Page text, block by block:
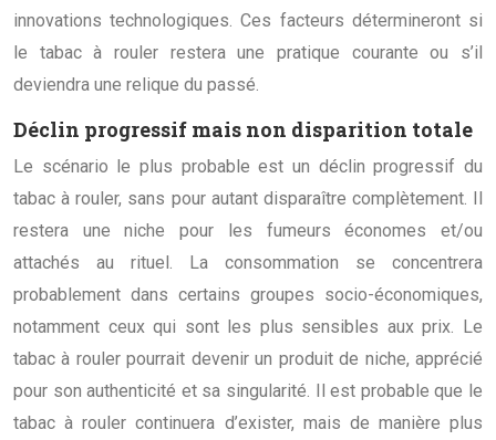
innovations technologiques. Ces facteurs détermineront si
le tabac à rouler restera une pratique courante ou s’il
deviendra une relique du passé.
Déclin progressif mais non disparition totale
Le scénario le plus probable est un déclin progressif du
tabac à rouler, sans pour autant disparaître complètement. Il
restera une niche pour les fumeurs économes et/ou
attachés au rituel. La consommation se concentrera
probablement dans certains groupes socio-économiques,
notamment ceux qui sont les plus sensibles aux prix. Le
tabac à rouler pourrait devenir un produit de niche, apprécié
pour son authenticité et sa singularité. Il est probable que le
tabac à rouler continuera d’exister, mais de manière plus